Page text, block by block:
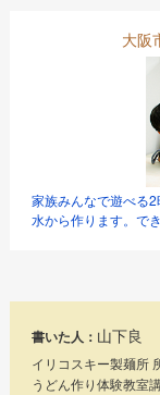
大阪
家族みんなで遊べる
水から作ります。で
書いた人： 山下良
イリコスキー製麺所
うどん作り体験教室